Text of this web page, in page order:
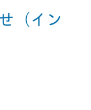
（イン